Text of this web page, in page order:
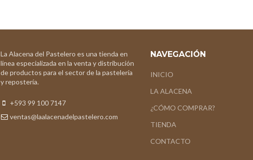
La Alacena del Pastelero es una tienda en
línea especializada en la venta y distribución
de productos para el sector de la pastelería
y repostería.
+593 99 100 7147
ventas@laalacenadelpastelero.com
NAVEGACIÓN
INICIO
LA ALACENA
¿CÓMO COMPRAR?
TIENDA
CONTACTO